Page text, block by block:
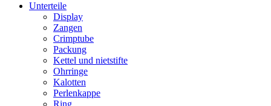
Unterteile
Display
Zangen
Crimptube
Packung
Kettel und nietstifte
Ohrringe
Kalotten
Perlenkappe
Ring